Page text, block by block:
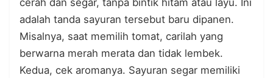
cerah dan segar, tanpa bintik hitam atau layu. Ini
adalah tanda sayuran tersebut baru dipanen.
Misalnya, saat memilih tomat, carilah yang
berwarna merah merata dan tidak lembek.
Kedua, cek aromanya. Sayuran segar memiliki